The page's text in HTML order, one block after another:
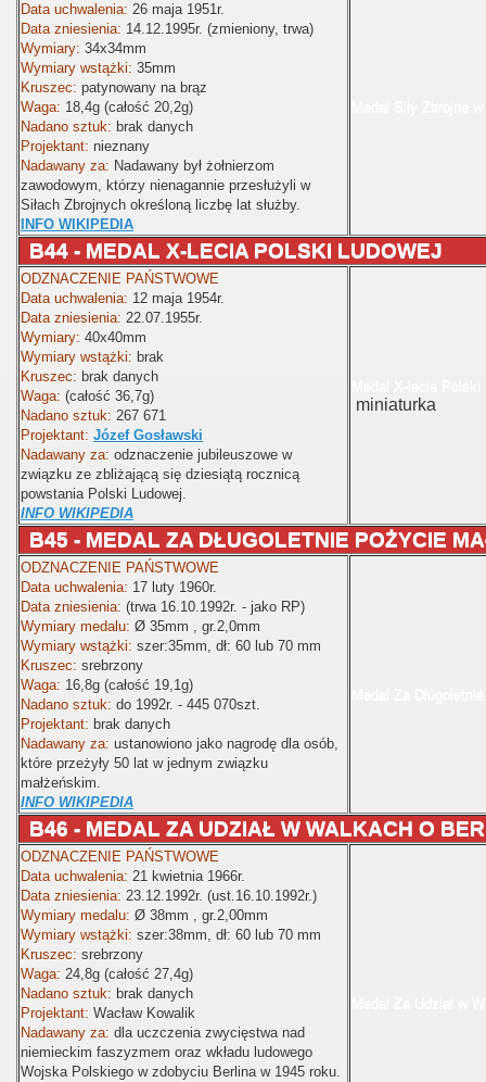
Data uchwalenia: 26 maja 1951r.
Data zniesienia: 14.12.1995r. (zmieniony, trwa)
Wymiary: 34x34mm
Wymiary wstążki: 35mm
Kruszec: patynowany na brąz
Waga: 18,4g (całość 20,2g)
Nadano sztuk: brak danych
Projektant: nieznany
Nadawany za: Nadawany był żołnierzom
zawodowym, którzy nienagannie przesłużyli w
Siłach Zbrojnych określoną liczbę lat służby.
INFO WIKIPEDIA
B44 - MEDAL X-LECIA POLSKI LUDOWEJ
ODZNACZENIE PAŃSTWOWE
Data uchwalenia: 12 maja 1954r.
Data zniesienia: 22.07.1955r.
Wymiary: 40x40mm
Wymiary wstążki: brak
Kruszec: brak danych
Waga: (całość 36,7g)
Nadano sztuk: 267 671
Projektant: Józef Gosławski
Nadawany za: odznaczenie jubileuszowe w
związku ze zbliżającą się dziesiątą rocznicą
powstania Polski Ludowej.
INFO WIKIPEDIA
miniaturka
B45 - MEDAL ZA DŁUGOLETNIE POŻYCIE
ODZNACZENIE PAŃSTWOWE
Data uchwalenia: 17 luty 1960r.
Data zniesienia: (trwa 16.10.1992r. - jako RP)
Wymiary medalu: Ø 35mm , gr.2,0mm
Wymiary wstążki: szer:35mm, dł: 60 lub 70 mm
Kruszec: srebrzony
Waga: 16,8g (całość 19,1g)
Nadano sztuk: do 1992r. - 445 070szt.
Projektant: brak danych
Nadawany za: ustanowiono jako nagrodę dla osób,
które przeżyły 50 lat w jednym związku
małżeńskim.
INFO WIKIPEDIA
B46 - MEDAL ZA UDZIAŁ W WALKACH O
ODZNACZENIE PAŃSTWOWE
Data uchwalenia: 21 kwietnia 1966r.
Data zniesienia: 23.12.1992r. (ust.16.10.1992r.)
Wymiary medalu: Ø 38mm , gr.2,00mm
Wymiary wstążki: szer:38mm, dł: 60 lub 70 mm
Kruszec: srebrzony
Waga: 24,8g (całość 27,4g)
Nadano sztuk: brak danych
Projektant: Wacław Kowalik
Nadawany za: dla uczczenia zwycięstwa nad
niemieckim faszyzmem oraz wkładu ludowego
Wojska Polskiego w zdobyciu Berlina w 1945 roku.